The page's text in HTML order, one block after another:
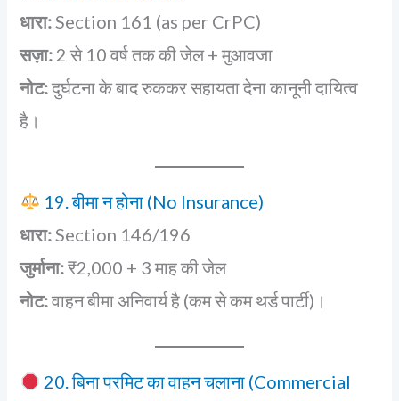
धारा:Section 161 (as per CrPC)
सज़ा: 2 से 10 वर्ष तक की जेल + मुआवजा
नोट:दुर्घटना के बाद रुककर सहायता देना कानूनी दायित्व
है।
19. बीमा न होना (No Insurance)
धारा:Section 146/196
जुर्माना:₹2,000 + 3 माह की जेल
नोट:वाहन बीमा अनिवार्य है (कम से कम थर्ड पार्टी)।
20. बिना परमिट का वाहन चलाना (Commercial